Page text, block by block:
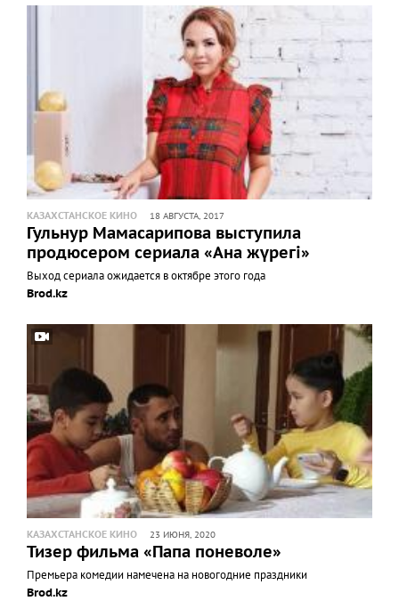
КАЗАХСТАНСКОЕ КИНО 18 АВГУСТА, 2017
Гульнур Мамасарипова выступила
продюсером сериала «Ана жүрегі»
Выход сериала ожидается в октябре этого года
Brod.kz
КАЗАХСТАНСКОЕ КИНО 23 ИЮНЯ, 2020
Тизер фильма «Папа поневоле»
Премьера комедии намечена на новогодние праздники
Brod.kz